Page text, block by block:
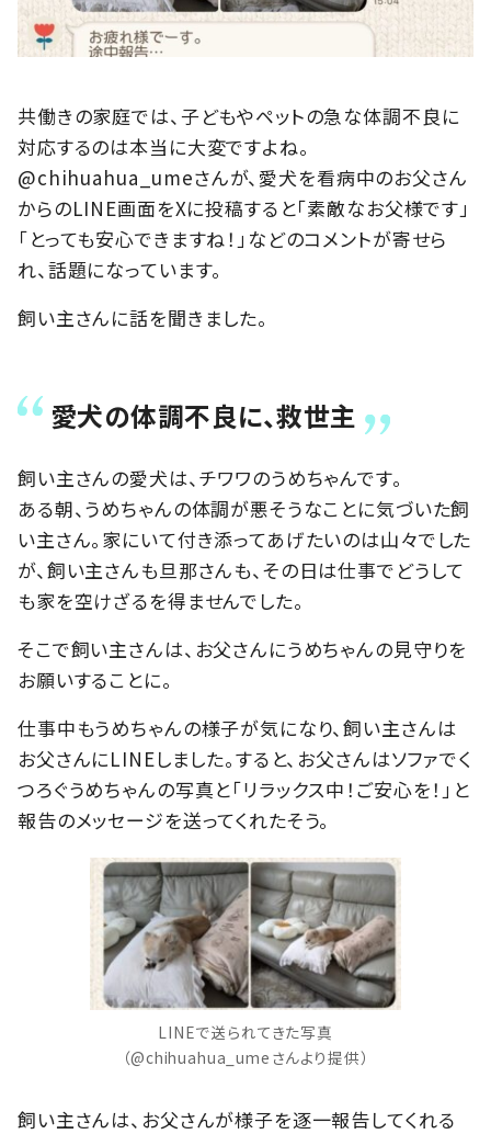
共働きの家庭では、子どもやペットの急な体調不良に
対応するのは本当に大変ですよね。
@chihuahua_umeさんが、愛犬を看病中のお父さん
からのLINE画面をXに投稿すると「素敵なお父様です」
「とっても安心できますね！」などのコメントが寄せら
れ、話題になっています。
飼い主さんに話を聞きました。
愛犬の体調不良に、救世主
飼い主さんの愛犬は、チワワのうめちゃんです。
ある朝、うめちゃんの体調が悪そうなことに気づいた飼
い主さん。家にいて付き添ってあげたいのは山々でした
が、飼い主さんも旦那さんも、その日は仕事でどうして
も家を空けざるを得ませんでした。
そこで飼い主さんは、お父さんにうめちゃんの見守りを
お願いすることに。
仕事中もうめちゃんの様子が気になり、飼い主さんは
お父さんにLINEしました。すると、お父さんはソファでく
つろぐうめちゃんの写真と「リラックス中！ご安心を！」と
報告のメッセージを送ってくれたそう。
LINEで送られてきた写真
（@chihuahua_umeさんより提供）
飼い主さんは、お父さんが様子を逐一報告してくれる